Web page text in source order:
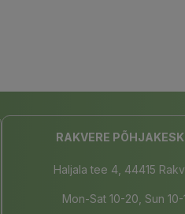
RAKVERE
Haljala tee 4, 44415
Mon-Sat 10-20, Sun 10-